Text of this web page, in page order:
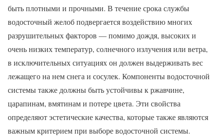
быть плотными и прочными. В течение срока службы
водосточный желоб подвергается воздействию многих
разрушительных факторов — помимо дождя, высоких и
очень низких температур, солнечного излучения или ветра,
в исключительных ситуациях он должен выдерживать вес
лежащего на нем снега и сосулек. Компоненты водосточной
системы также должны быть устойчивы к ржавчине,
царапинам, вмятинам и потере цвета. Эти свойства
определяют эстетические качества, которые также являются
важным критерием при выборе водосточной системы.